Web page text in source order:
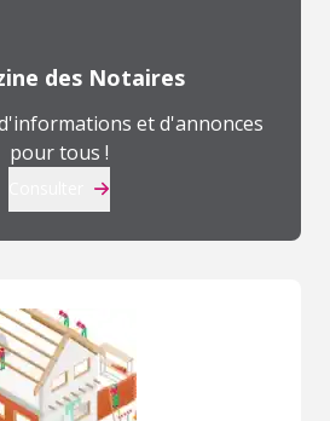
des Notaires
et d'annonces
pour tous !